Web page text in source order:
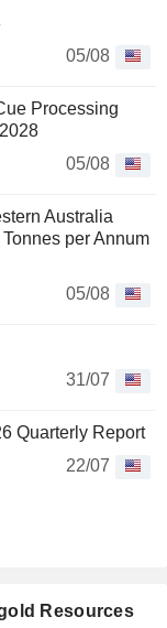
05/08
Processing
05/08
Australia
per Annum
05/08
31/07
Quarterly Report
22/07
Resources